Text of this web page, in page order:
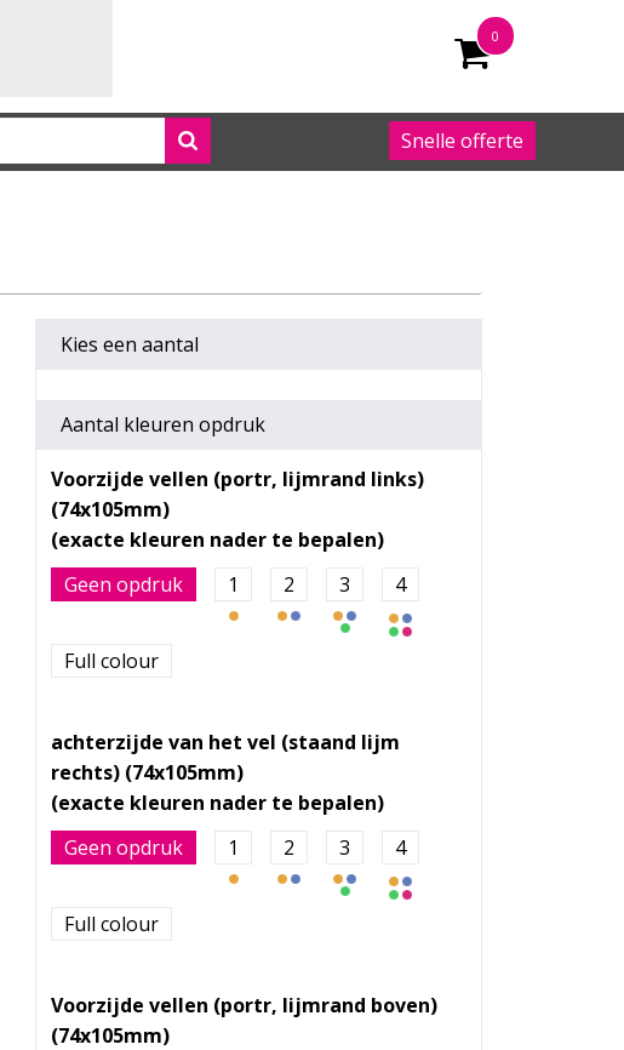
0
Snelle offerte
Kies een aantal
Aantal kleuren opdruk
Voorzijde vellen (portr, lijmrand links)
(74x105mm)
Geen opdruk 1 2 3 4
Full colour
achterzijde van het vel (staand lijm
rechts) (74x105mm)
Geen opdruk 1 2 3 4
Full colour
Voorzijde vellen (portr, lijmrand boven)
(74x105mm)